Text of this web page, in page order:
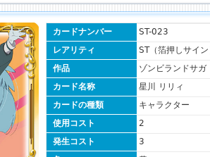
カードナンバー
ST-023
レアリティ
ST（箔押しサイ
作品
ゾンビランドサガ
カード名称
星川 リリィ
カードの種類
キャラクター
使用コスト
2
発生コスト
3